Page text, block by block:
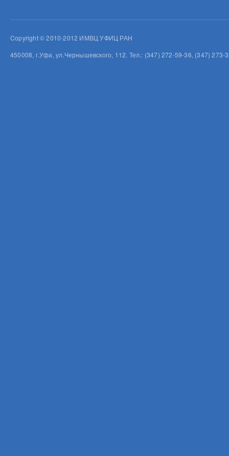
Copyright © 2010-2012 ИМВЦ УФИЦ РАН
450008, г.Уфа, ул.Чернышевского, 112. Тел.: (347) 272-59-36, (347)